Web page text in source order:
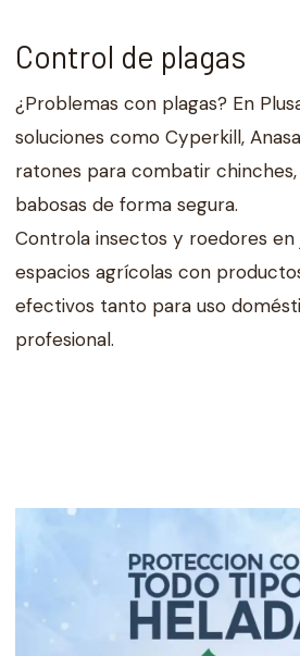
Control de plagas
¿Problemas con plagas? En
soluciones como Cyperkill,
ratones para combatir chinches,
babosas de forma segura.
Controla insectos y roedores en
espacios agrícolas con
efectivos tanto para uso
profesional.